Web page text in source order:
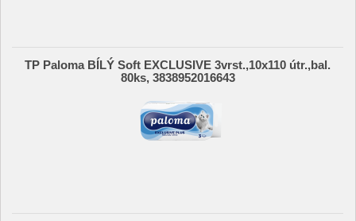
TP Paloma BÍLÝ Soft EXCLUSIVE 3vrst.,10x110 útr.,bal.
80ks, 3838952016643